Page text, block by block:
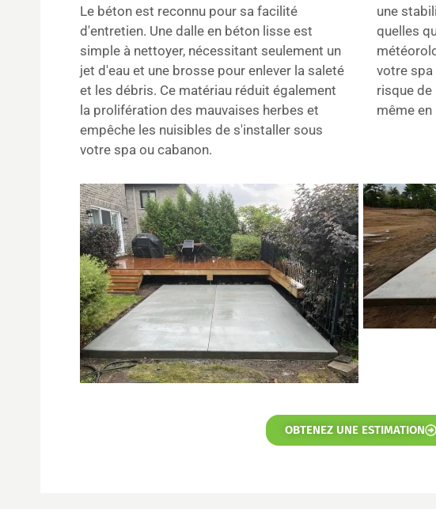
Le béton est reconnu pour sa facilité
d'entretien. Une dalle en béton lisse est
simple à nettoyer, nécessitant seulement un
jet d'eau et une brosse pour enlever la saleté
et les débris. Ce matériau réduit également
la prolifération des mauvaises herbes et
empêche les nuisibles de s'installer sous
votre spa ou cabanon.
une
quelles
votre spa
risque de
même en
OBTENEZ UNE ESTIMATION